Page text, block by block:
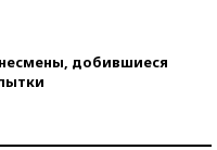
добившиеся